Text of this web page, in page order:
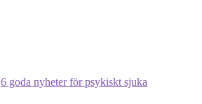
6 goda nyheter för psykiskt sjuka